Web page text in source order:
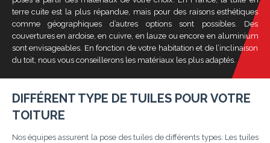
terre cuite est la plus répandue, mais pour des raisons esthétiques
comme géographiques d’autres options sont possibles. Des
couvertures en ardoise, en cuivre, en lauze ou encore en aluminium
sont envisageables. En fonction de votre habitation et de l’inclinaison
du toit, nous vous conseillerons les matériaux les plus adaptés.
DIFFÉRENT TYPE DE TUILES POUR VOTRE
TOITURE
Nos équipes assurent la pose des tuiles de différents types. Les tuiles